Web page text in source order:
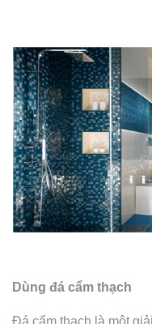
Dùng đá cẩm thạch
Đá cẩm thạch là một